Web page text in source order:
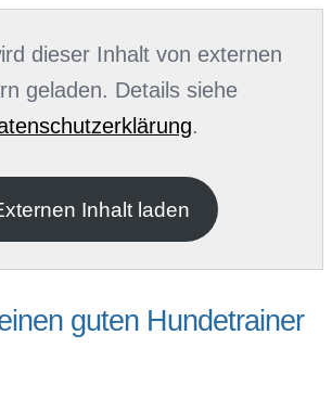
dieser Inhalt von externen
geladen. Details siehe
.
Inhalt laden
guten Hundetrainer